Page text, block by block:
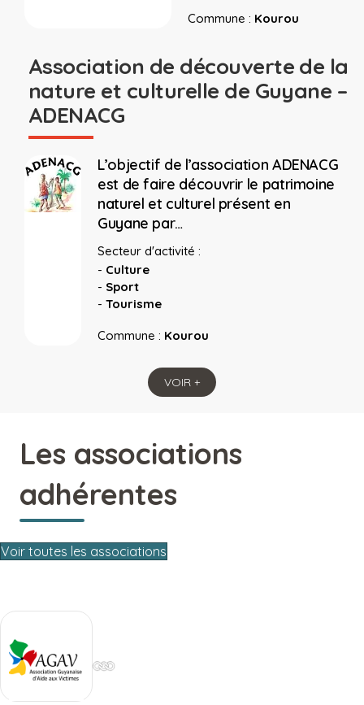
Commune : Kourou
Association de découverte de la
nature et culturelle de Guyane –
ADENACG
L’objectif de l’association ADENACG
est de faire découvrir le patrimoine
naturel et culturel présent en
Guyane par…
Secteur d'activité :
- Culture
- Sport
- Tourisme
Commune : Kourou
VOIR +
Les associations
adhérentes
Voir toutes les associations